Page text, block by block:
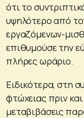
ότι το
υψηλότερο από
εργαζόμενων-
επιθυμούσε την
πλήρες ωράριο.
Ειδικότερα, στη
φτώχειας πριν
μεταβιβάσεις